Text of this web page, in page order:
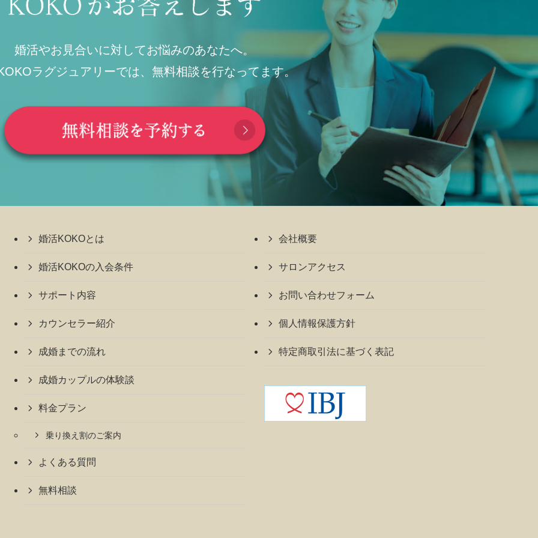
婚活やお見合いに対してお悩みのあなたへ。
ラグジュアリーでは、無料相談を行なってます。
婚活KOKOとは
婚活KOKOの入会条件
サポート内容
カウンセラー紹介
成婚までの流れ
成婚カップルの体験談
料金プラン
乗り換え割のご案内
よくある質問
無料相談
会社概要
サロンアクセス
お問い合わせフォーム
個人情報保護方針
特定商取引法に基づく表記